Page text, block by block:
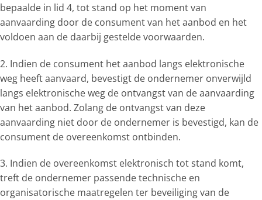
bepaalde in lid 4, tot stand op het moment van
aanvaarding door de consument van het aanbod en het
voldoen aan de daarbij gestelde voorwaarden.
2. Indien de consument het aanbod langs elektronische
weg heeft aanvaard, bevestigt de ondernemer onverwijld
langs elektronische weg de ontvangst van de aanvaarding
van het aanbod. Zolang de ontvangst van deze
aanvaarding niet door de ondernemer is bevestigd, kan de
consument de overeenkomst ontbinden.
3. Indien de overeenkomst elektronisch tot stand komt,
treft de ondernemer passende technische en
organisatorische maatregelen ter beveiliging van de